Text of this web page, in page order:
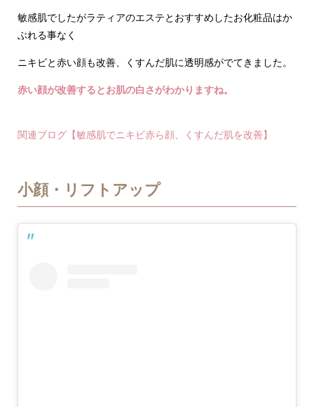
敏感肌でしたがラティアのエステとおすすめしたお化粧品はか
ぶれる事なく
ニキビと赤い顔も改善、くすんだ肌に透明感がでてきました。
赤い顔が改善するとお肌の白さがわかりますね。
関連ブログ【敏感肌でニキビ赤ら顔、くすんだ肌を改善】
小顔・リフトアップ